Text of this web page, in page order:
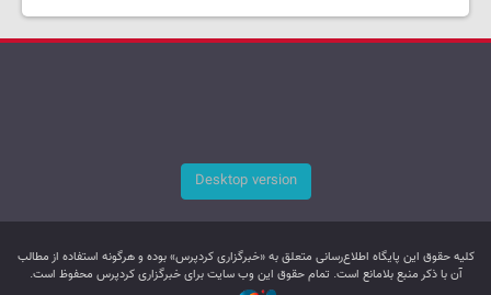
Desktop version
کليه حقوق اين پایگاه اطلاع‌رسانی متعلق به «خبرگزاری کردپرس» بوده و هرگونه استفاده از مطالب
آن با ذکر منبع بلامانع است. تمام حقوق این وب سایت برای خبرگزاری کردپرس محفوظ است.